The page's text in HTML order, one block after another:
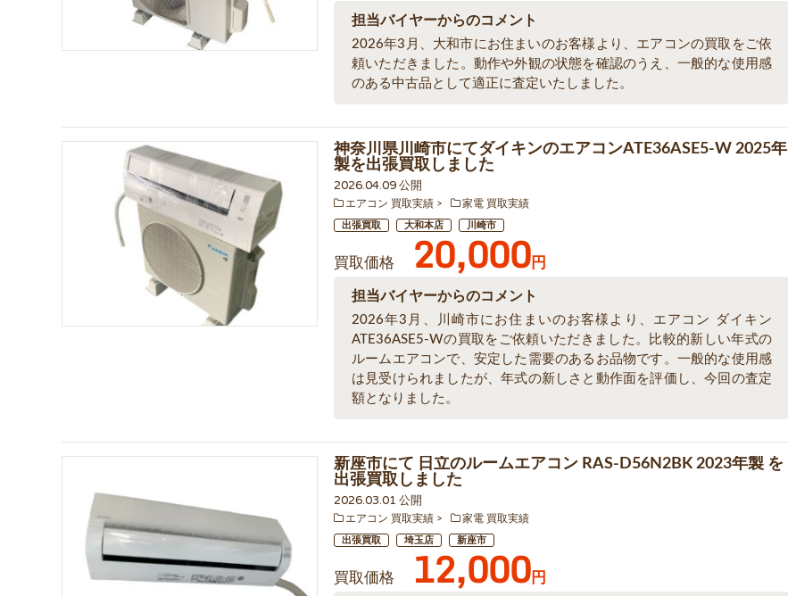
担当バイヤーからのコメント
2026年3月、大和市にお住まいのお客様より、エアコンの買取をご依
頼いただきました。動作や外観の状態を確認のうえ、一般的な使用感
のある中古品として適正に査定いたしました。
神奈川県川崎市にてダイキンのエアコンATE36ASE5-W 2025年
製を出張買取しました
2026.04.09 公開
エアコン 買取実績 家電 買取実績
出張買取 大和本店 川崎市
買取価格 20,000円
担当バイヤーからのコメント
2026年3月、川崎市にお住まいのお客様より、エアコン ダイキン
ATE36ASE5-Wの買取をご依頼いただきました。比較的新しい年式の
ルームエアコンで、安定した需要のあるお品物です。一般的な使用感
は見受けられましたが、年式の新しさと動作面を評価し、今回の査定
額となりました。
新座市にて 日立のルームエアコン RAS-D56N2BK 2023年製 を
出張買取しました
2026.03.01 公開
エアコン 買取実績 家電 買取実績
出張買取 埼玉店 新座市
買取価格 12,000円